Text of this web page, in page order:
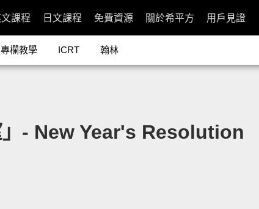
課程 日文課程 免費資源 關於希平方 用戶見證
專欄教學 ICRT 翰林
- New Year's Resolution